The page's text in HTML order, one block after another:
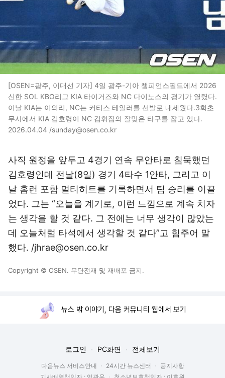
[OSEN=광주, 이대선 기자] 4일 광주-기아 챔피언스필드에서 2026
신한 SOL KBO리그 KIA 타이거즈와 NC 다이노스의 경기가 열렸다.
이날 KIA는 이의리, NC는 커티스 테일러를 선발로 내세웠다.3회초
무사에서 KIA 김호령이 NC 김휘집의 잘맞은 타구를 잡고 있다.
2026.04.04 /sunday@osen.co.kr
사직 원정을 앞두고 4경기 연속 무안타로 침묵했던
김호령인데 전날(8일) 경기 4타수 1안타, 그리고 이
날 홈런 포함 멀티히트를 기록하면서 팀 승리를 이끌
었다. 그는 “오늘을 계기로, 이런 느낌으로 계속 치자
는 생각을 할 것 같다. 그 전에는 너무 생각이 많았는
데 오늘처럼 타석에서 생각할 것 같다”고 힘주어 말
했다. /jhrae@osen.co.kr
Copyright © OSEN. 무단전재 및 재배포 금지.
뉴스 밖 이야기, 다음 커뮤니티 웹에서 보기
로그인 PC화면 전체보기
다음뉴스 서비스안내 24시간 뉴스센터
공지사항